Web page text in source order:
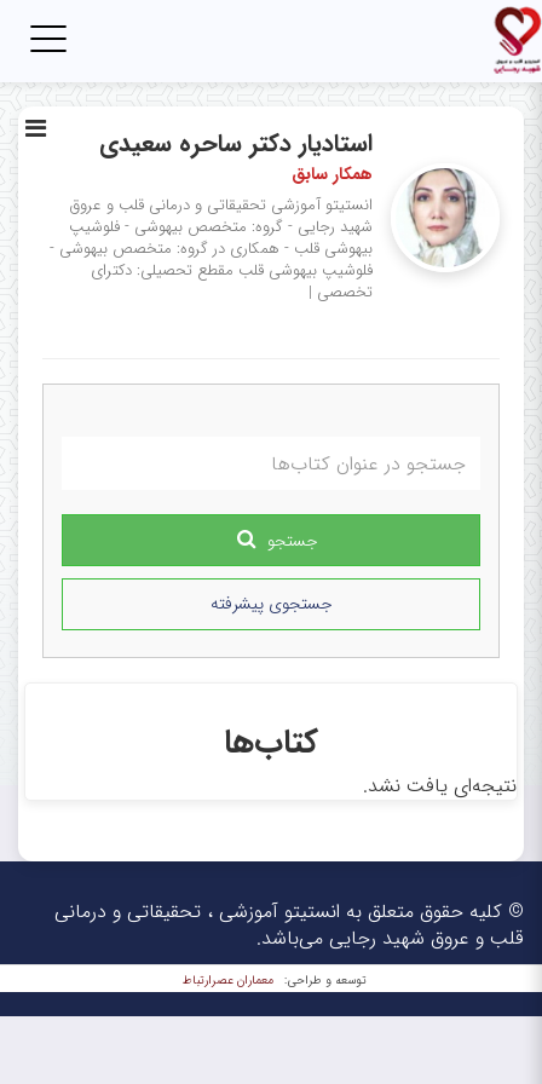
استادیار دکتر ساحره سعیدی
همکار سابق
انستیتو آموزشی تحقیقاتی و درمانی قلب و عروق
شهید رجایی - گروه: متخصص بیهوشی - فلوشیپ
بیهوشی قلب - همکاری در گروه: متخصص بیهوشی -
فلوشیپ بیهوشی قلب مقطع تحصیلی: دکترای
تخصصی |
جستجو
جستجوی پیشرفته
کتاب‌ها
نتیجه‌ای یافت نشد.
© کلیه حقوق متعلق به انستیتو آموزشی ، تحقیقاتی و درمانی
قلب و عروق شهید رجایی می‌باشد.
توسعه و طراحی: معماران عصر‌ارتباط